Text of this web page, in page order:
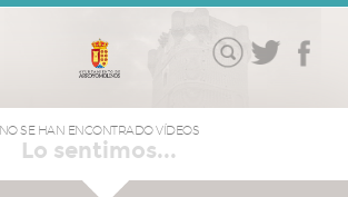
NO SE HAN ENCONTRADO VÍDEOS
Lo sentimos...